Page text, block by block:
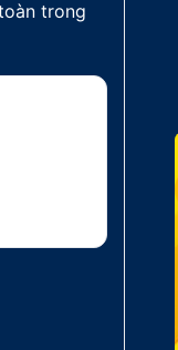
trong